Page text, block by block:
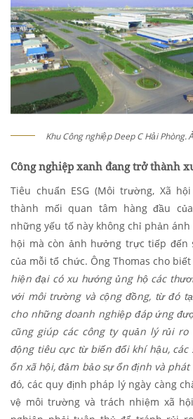
Khu Công nghiệp Deep C Hải Phòng.
Công nghiệp xanh đang trở thành
Tiêu chuẩn ESG (Môi trường, Xã
thành mối quan tâm hàng đầu
những yếu tố này không chỉ phản
hội mà còn ảnh hưởng trực tiếp
của mỗi tổ chức. Ông Thomas cho
hiện đại có xu hướng ủng hộ các
với môi trường và cộng đồng, từ đó
cho những doanh nghiệp đáp ứng
cũng giúp các công ty quản lý rủi
động tiêu cực từ biến đổi khí hậu,
ổn xã hội, đảm bảo sự ổn định và
đó, các quy định pháp lý ngày càng
vệ môi trường và trách nhiệm xã